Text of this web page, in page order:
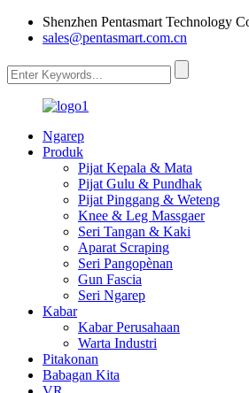
Shenzhen Pentasmart Technology
sales@pentasmart.com.cn
Ngarep
Produk
Pijat Kepala & Mata
Pijat Gulu & Pundhak
Pijat Pinggang & Weteng
Knee & Leg Massgaer
Seri Tangan & Kaki
Aparat Scraping
Seri Pangopènan
Gun Fascia
Seri Ngarep
Kabar
Kabar Perusahaan
Warta Industri
Pitakonan
Babagan Kita